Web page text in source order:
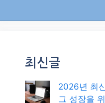
대화하는 최
편과 인플
응 전략은?